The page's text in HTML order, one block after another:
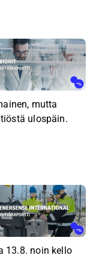
mutta
ulospäin.
13.8. noin kello